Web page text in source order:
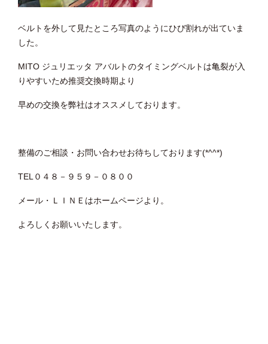
ベルトを外して見たところ写真のようにひび割れが出ていま
した。
MITO ジュリエッタ アバルトのタイミングベルトは亀裂が入
りやすいため推奨交換時期より
早めの交換を弊社はオススメしております。
整備のご相談・お問い合わせお待ちしております(*^^*)
TEL０４８－９５９－０８００
メール・ＬＩＮＥはホームページより。
よろしくお願いいたします。